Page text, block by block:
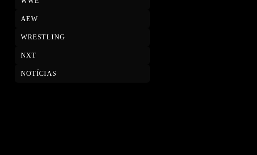
AEW
WRESTLING
NXT
NOTÍCIAS